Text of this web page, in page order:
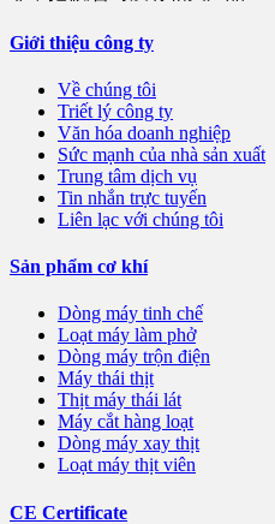
Giới thiệu công ty
Về chúng tôi
Triết lý công ty
Văn hóa doanh nghiệp
Sức mạnh của nhà sản xuất
Trung tâm dịch vụ
Tin nhắn trực tuyến
Liên lạc với chúng tôi
Sản phẩm cơ khí
Dòng máy tinh chế
Loạt máy làm phở
Dòng máy trộn điện
Máy thái thịt
Thịt máy thái lát
Máy cắt hàng loạt
Dòng máy xay thịt
Loạt máy thịt viên
CE Certificate